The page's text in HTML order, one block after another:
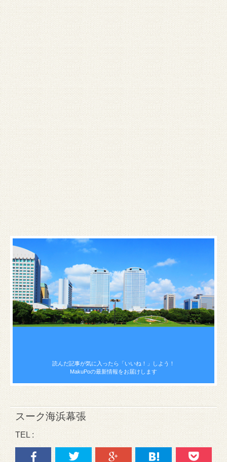
読んだ記事が気に入ったら 「いいね！」しよう！
MakuPoの最新情報をお届けします
スーク海浜幕張
TEL :